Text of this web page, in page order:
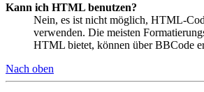
Kann ich HTML benutzen?
Nein, es ist nicht möglich, HTML-
verwenden. Die meisten
HTML bietet, können über BBCode
Nach oben